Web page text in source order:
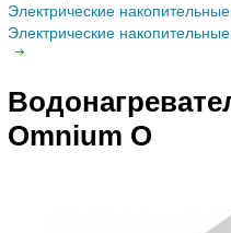
Электрические
Электрические
Omnium O